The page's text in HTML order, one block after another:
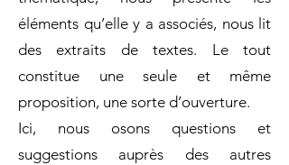
éléments qu’elle y a associés, nous lit
des extraits de textes. Le tout
constitue une seule et même
proposition, une sorte d’ouverture.
Ici, nous osons questions et
suggestions auprès des autres